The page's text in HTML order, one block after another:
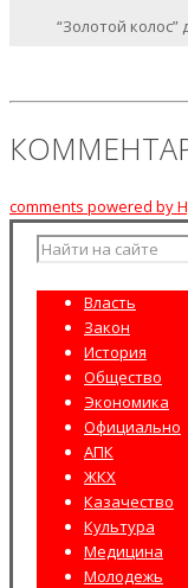
“Золотой колос”
comments powered by
Власть
Закон
История
Общество
Экономика
Официально
АПК
ЖКХ
Казачество
Культура
Медицина
Молодежь